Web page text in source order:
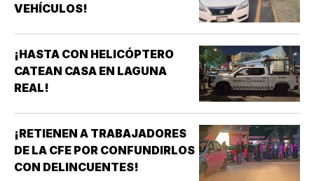
VEHÍCULOS!
¡HASTA CON HELICÓPTERO
CATEAN CASA EN LAGUNA
REAL!
¡RETIENEN A TRABAJADORES
DE LA CFE POR CONFUNDIRLOS
CON DELINCUENTES!